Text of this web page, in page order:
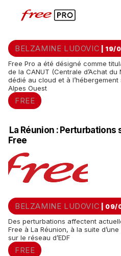
BELZAMINE LUDOVIC | 19/
Free Pro a été désigné comme
de la CANUT (Centrale d’Achat
dédié au cloud et à
Alpes Ouest
FREE
La Réunion : Perturbations
Free
BELZAMINE LUDOVIC | 09/
Des perturbations affectent
Free à La Réunion, à la suite
sur le réseau d’EDF
FREE